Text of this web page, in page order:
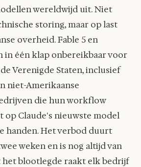
wereldwijd uit. Niet
storing, maar op last
overheid. Fable 5 en
in één klap onbereikbaar voor
Verenigde Staten, inclusief
niet-Amerikaanse
die hun workflow
op Claude's nieuwste model
handen. Het verbod duurt
weken en is nog altijd van
het blootlegde raakt elk bedrijf